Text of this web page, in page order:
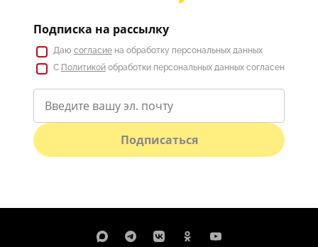
Подписка на рассылку
Даю согласие на обработку персональных данных
С Политикой обработки персональных данных согласен
Подписаться